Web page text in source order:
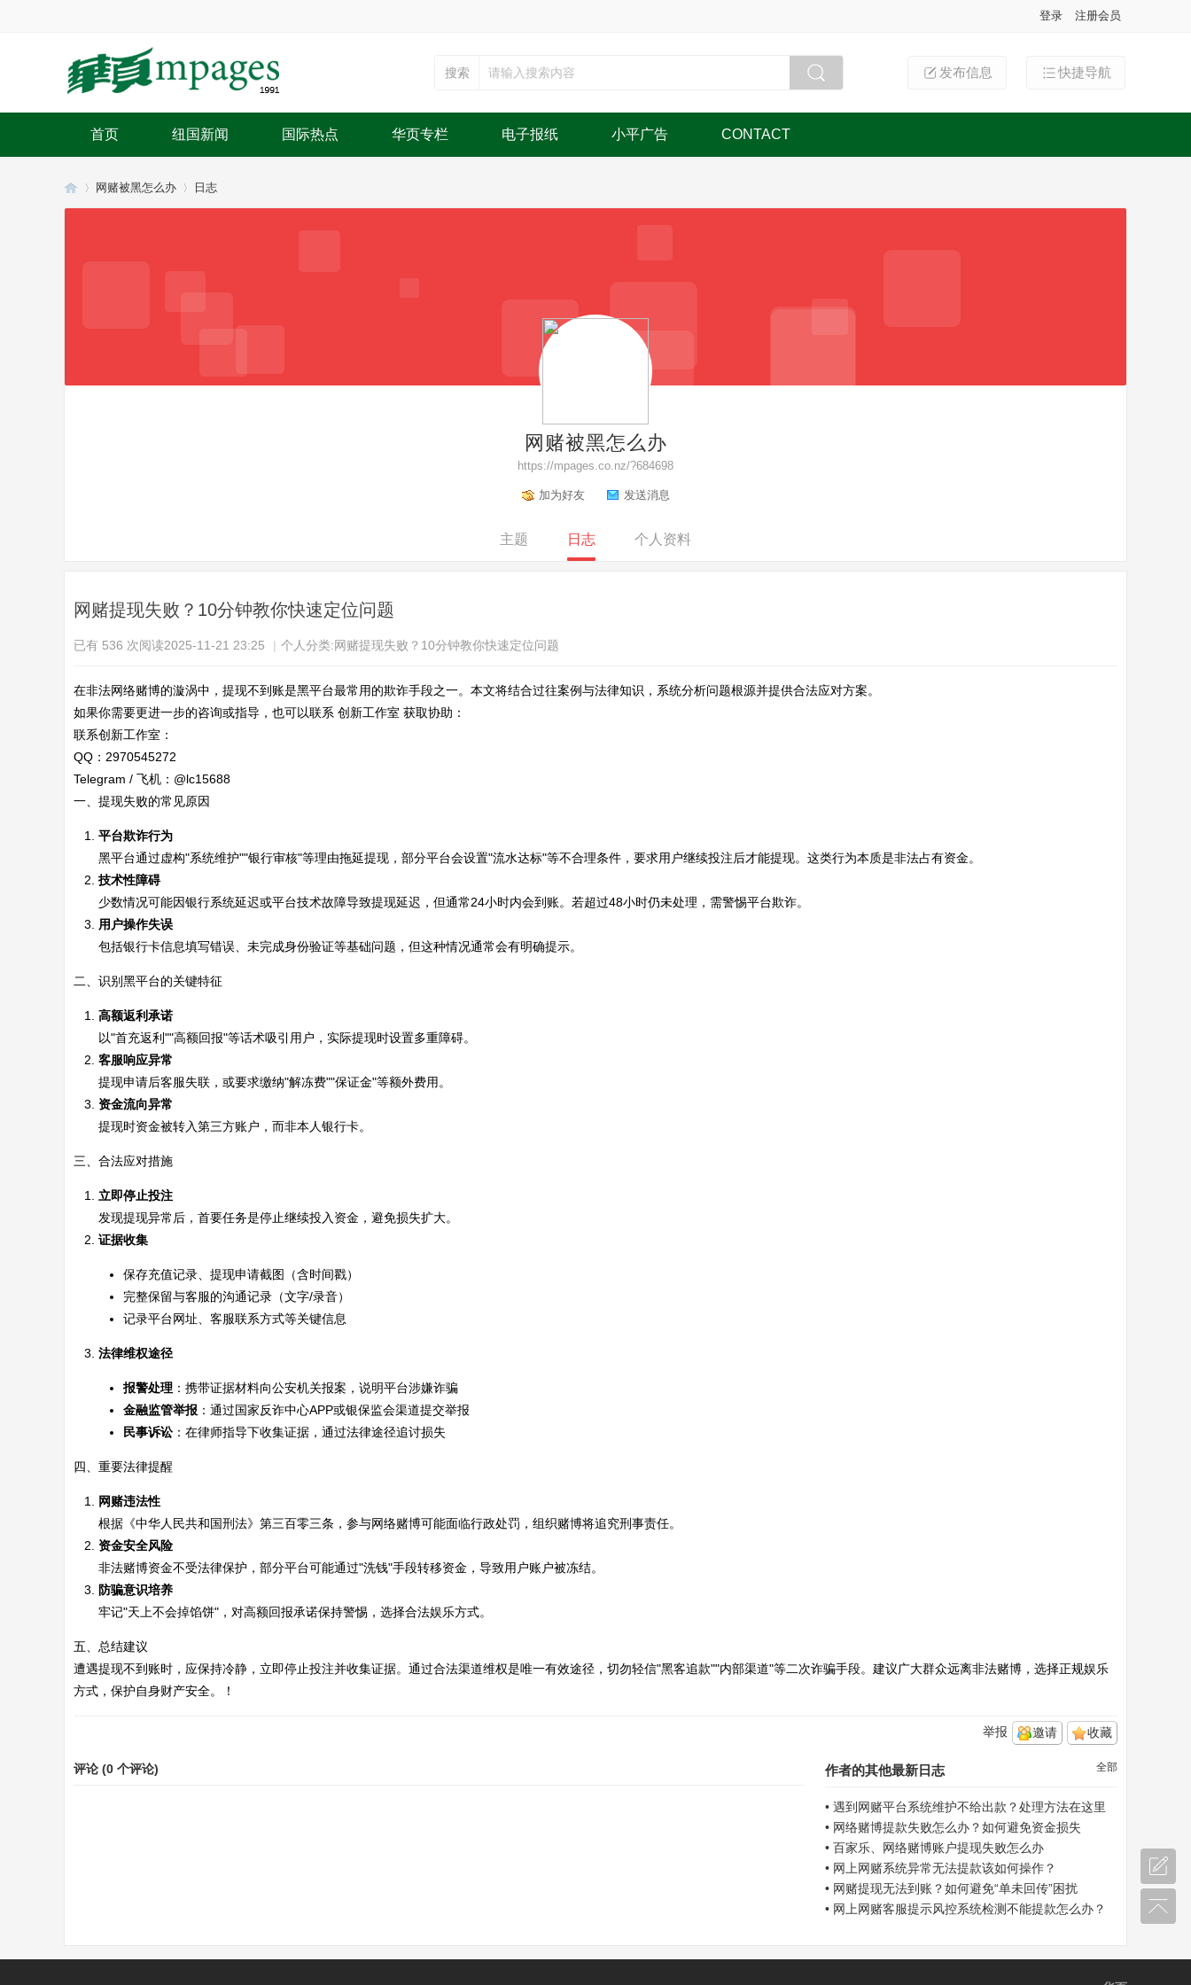
登录 注册会员
快捷导航
发布信息
搜索
首页 纽国新闻 国际热点 华页专栏 电子报纸 小平广告 CONTACT
网赌被黑怎么办 日志
网赌被黑怎么办
https://mpages.co.nz/?684698
加为好友 发送消息
主题 日志 个人资料
网赌提现失败？10分钟教你快速定位问题
已有 536 次阅读2025-11-21 23:25 | 个人分类:网赌提现失败？10分钟教你快速定位问题
在非法网络赌博的漩涡中，提现不到账是黑平台最常用的欺诈手段之一。本文将结合过往案例与法律知识，系统分析问题根源并提供合法应对方案。
如果你需要更进一步的咨询或指导，也可以联系 创新工作室 获取协助：
联系创新工作室：
QQ：2970545272
Telegram / 飞机：@lc15688
一、提现失败的常见原因
平台欺诈行为
黑平台通过虚构"系统维护""银行审核"等理由拖延提现，部分平台会设置"流水达标"等不合理条件，要求用户继续投注后才能提现。这类行为本质是非法占有资金。
技术性障碍
少数情况可能因银行系统延迟或平台技术故障导致提现延迟，但通常24小时内会到账。若超过48小时仍未处理，需警惕平台欺诈。
用户操作失误
包括银行卡信息填写错误、未完成身份验证等基础问题，但这种情况通常会有明确提示。
二、识别黑平台的关键特征
高额返利承诺
以"首充返利""高额回报"等话术吸引用户，实际提现时设置多重障碍。
客服响应异常
提现申请后客服失联，或要求缴纳"解冻费""保证金"等额外费用。
资金流向异常
提现时资金被转入第三方账户，而非本人银行卡。
三、合法应对措施
立即停止投注
发现提现异常后，首要任务是停止继续投入资金，避免损失扩大。
证据收集
保存充值记录、提现申请截图（含时间戳）
完整保留与客服的沟通记录（文字/录音）
记录平台网址、客服联系方式等关键信息
法律维权途径
报警处理 ：携带证据材料向公安机关报案，说明平台涉嫌诈骗
金融监管举报 ：通过国家反诈中心APP或银保监会渠道提交举报
民事诉讼：在律师指导下收集证据，通过法律途径追讨损失
四、重要法律提醒
网赌违法性
根据《中华人民共和国刑法》第三百零三条，参与网络赌博可能面临行政处罚，组织赌博将追究刑事责任。
资金安全风险
非法赌博资金不受法律保护，部分平台可能通过"洗钱"手段转移资金，导致用户账户被冻结。
防骗意识培养
牢记"天上不会掉馅饼"，对高额回报承诺保持警惕，选择合法娱乐方式。
五、总结建议
遭遇提现不到账时，应保持冷静，立即停止投注并收集证据。通过合法渠道维权是唯一有效途径，切勿轻信"黑客追款""内部渠道"等二次诈骗手段。建议广大群众远离非法赌博，选择正规娱乐
方式，保护自身财产安全。！
收藏
邀请
举报
全部
作者的其他最新日志
•遇到网赌平台系统维护不给出款？处理方法在这里
• 网络赌博提款失败怎么办？如何避免资金损失
•百家乐、网络赌博账户提现失败怎么办
• 网上网赌系统异常无法提款该如何操作？
• 网赌提现无法到账？如何避免“单未回传”困扰
• 网上网赌客服提示风控系统检测不能提款怎么办？
评论 (0 个评论)